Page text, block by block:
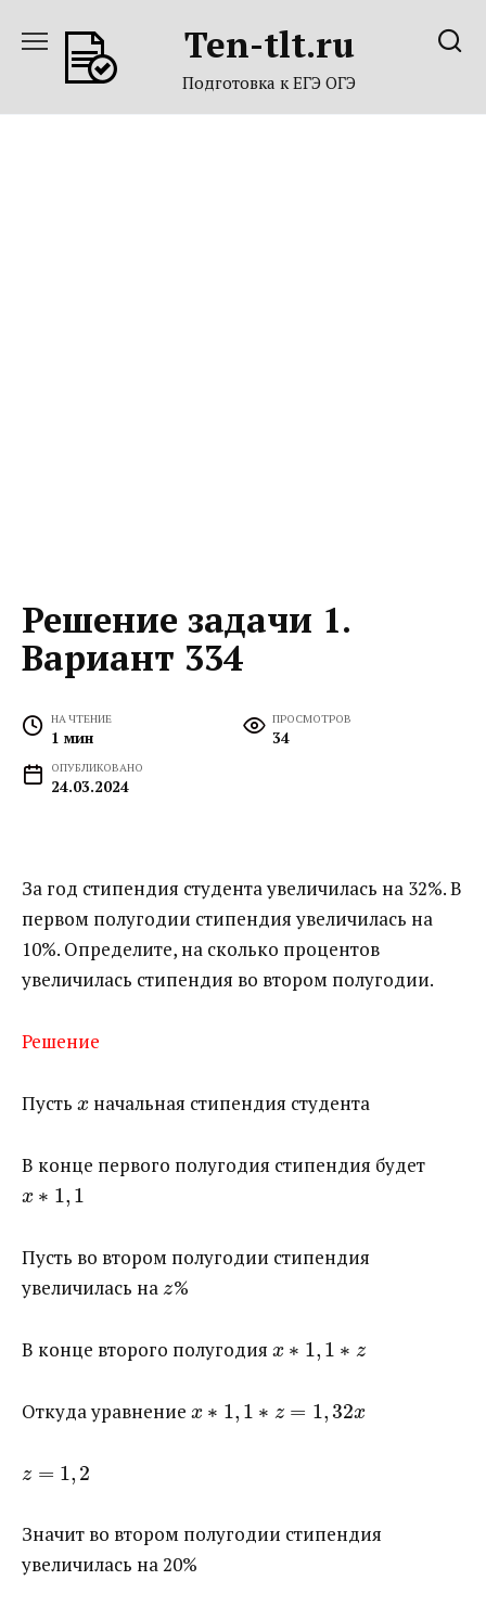
содержанию
Ten-tlt.ru
Подготовка к ЕГЭ ОГЭ
Решение задачи 1.
Вариант 334
НА ЧТЕНИЕ
1 мин
ПРОСМОТРОВ
34
ОПУБЛИКОВАНО
24.03.2024
За год стипендия студента увеличилась на 32%. В
первом полугодии стипендия увеличилась на
10%. Определите, на сколько процентов
увеличилась стипендия во втором полугодии.
Решение
Пусть ​ x ​ начальная стипендия студента
В конце первого полугодия стипендия будет ​
x ∗ 1, 1
Пусть во втором полугодии стипендия
увеличилась на ​ z​%
В конце второго полугодия ​ x ∗ 1, 1 ∗ z
Откуда уравнение ​ x ∗ 1, 1 ∗ z = 1,32x
z = 1 , 2
Значит во втором полугодии стипендия
увеличилась на 20%